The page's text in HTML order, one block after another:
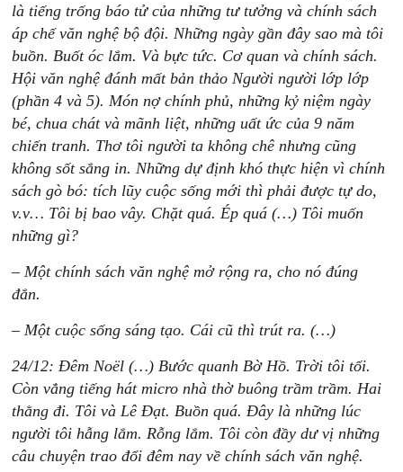
là tiếng trống báo tử của những tư tưởng và chính sách
áp chế văn nghệ bộ đội. Những ngày gần đây sao mà tôi
buồn. Buốt óc lắm. Và bực tức. Cơ quan và chính sách.
Hội văn nghệ đánh mất bản thảo Người người lớp lớp
(phần 4 và 5). Món nợ chính phủ, những kỷ niệm ngày
bé, chua chát và mãnh liệt, những uất ức của 9 năm
chiến tranh. Thơ tôi người ta không chê nhưng cũng
không sốt sắng in. Những dự định khó thực hiện vì chính
sách gò bó: tích lũy cuộc sống mới thì phải được tự do,
v.v… Tôi bị bao vây. Chặt quá. Ép quá (…) Tôi muốn
những gì?
– Một chính sách văn nghệ mở rộng ra, cho nó đúng
đắn.
– Một cuộc sống sáng tạo. Cái cũ thì trút ra. (…)
24/12: Đêm Noël (…) Bước quanh Bờ Hồ. Trời tôi tối.
Còn vẳng tiếng hát micro nhà thờ buông trầm trầm. Hai
thằng đi. Tôi và Lê Đạt. Buồn quá. Đây là những lúc
người tôi hẫng lắm. Rỗng lắm. Tôi còn đầy dư vị những
câu chuyện trao đổi đêm nay về chính sách văn nghệ.